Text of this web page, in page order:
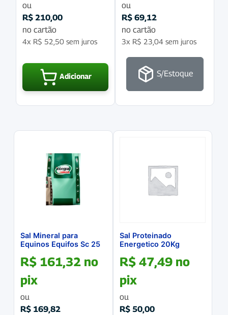
ou
R$ 210,00
no cartão
4x R$ 52,50 sem juros
Adicionar
ou
R$ 69,12
no cartão
3x R$ 23,04 sem juros
S/Estoque
Sal Mineral para
Equinos Equifos Sc 25
R$ 161,32 no
pix
ou
R$ 169,82
Sal Proteinado
Energetico 20Kg
R$ 47,49 no
pix
ou
R$ 50,00